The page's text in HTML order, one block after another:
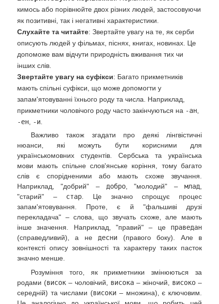
кимось або порівнюйте двох різних людей, застосовуючи
як позитивні, так і негативні характеристики.
Слухайте та читайте: Звертайте увагу на те, як серби
описують людей у фільмах, піснях, книгах, новинах. Це
допоможе вам відчути природність вживання тих чи
інших слів.
Звертайте увагу на суфікси: Багато прикметників
мають спільні суфікси, що може допомогти у
запам'ятовуванні їхнього роду та числа. Наприклад,
прикметники чоловічого роду часто закінчуються на -ан,
-ен, -и.
Важливо також згадати про деякі лінгвістичні
нюанси, які можуть бути корисними для
українськомовних студентів. Сербська та українська
мови мають спільне слов'янське коріння, тому багато
слів є спорідненими або мають схоже звучання.
Наприклад, "добрий" – добро , "молодий" – млад
"старий" – стар . Це значно спрощує процес
запам'ятовування. Проте, є й "фальшиві друзі
перекладача" – слова, що звучать схоже, але мають
інше значення. Наприклад, "правий" – це праведан
(справедливий), а не десни (правого боку). Але в
контексті опису зовнішності та характеру таких пасток
значно менше.
Розуміння того, як прикметники змінюються за
родами (висок – чоловічий, висока – жіночий, високо –
середній) та числами (високи – множина), є ключовим.